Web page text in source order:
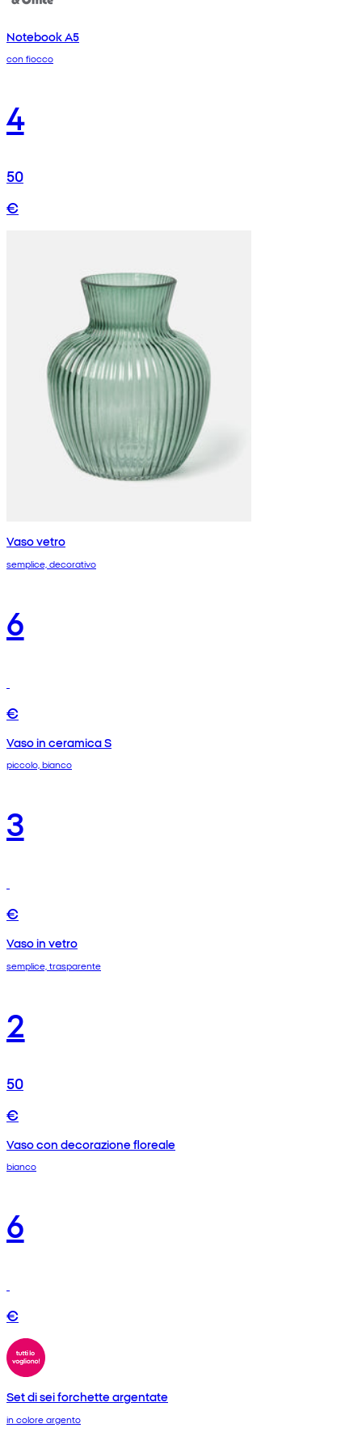
Notebook A5
con fiocco
4
50
€
Vaso vetro
semplice, decorativo
6
€
Vaso in ceramica S
piccolo, bianco
3
€
Vaso in vetro
semplice, trasparente
2
50
€
Vaso con decorazione floreale
bianco
6
€
Set di sei forchette argentate
in colore argento